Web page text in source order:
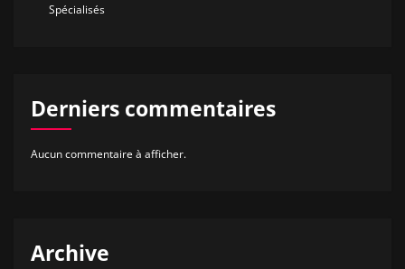
Spécialisés
Derniers commentaires
Aucun commentaire à afficher.
Archive